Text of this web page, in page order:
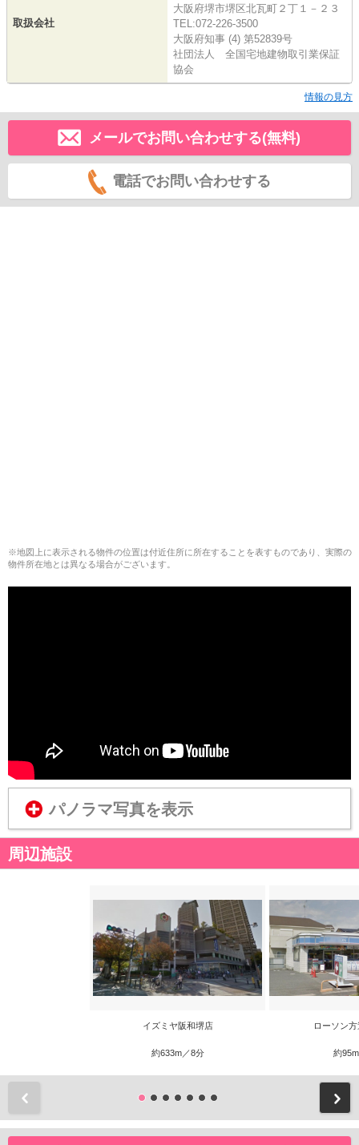
取扱会社
大阪府堺市堺区北瓦町２丁１－２３
TEL:072-226-3500
大阪府知事 (4) 第52839号
社団法人 全国宅地建物取引業保証
協会
情報の見方
メールでお問い合わせする(無料)
電話でお問い合わせする
※地図上に表示される物件の位置は付近住所に所在することを表すものであり、実際の
物件所在地とは異なる場合がございます。
パノラマ写真を表示
周辺施設
イズミヤ阪和堺店
約633m／8分
ローソン
約